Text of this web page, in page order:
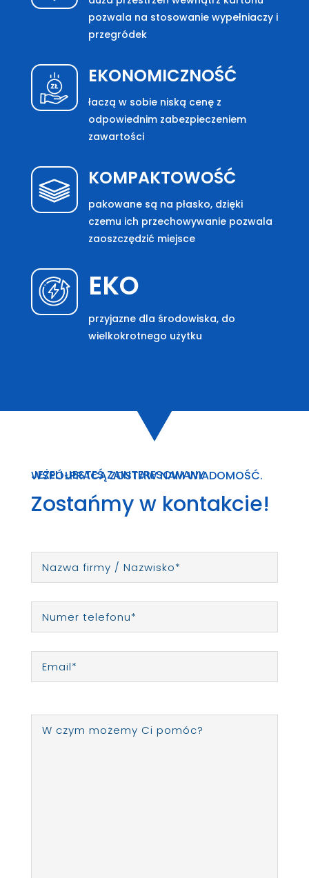
pozwala na stosowanie wypełniaczy i
przegródek
EKONOMICZNOŚĆ
łaczą w sobie niską cenę z
odpowiednim zabezpieczeniem
zawartości
KOMPAKTOWOŚĆ
pakowane są na płasko, dzięki
czemu ich przechowywanie pozwala
zaoszczędzić miejsce
EKO
przyjazne dla środowiska, do
wielkokrotnego użytku
JEŻELI JESTEŚ ZAINTERESOWANY WSPÓŁPRACĄ ZOSTAW NAM WIADOMOŚĆ.
Zostańmy w kontakcie!